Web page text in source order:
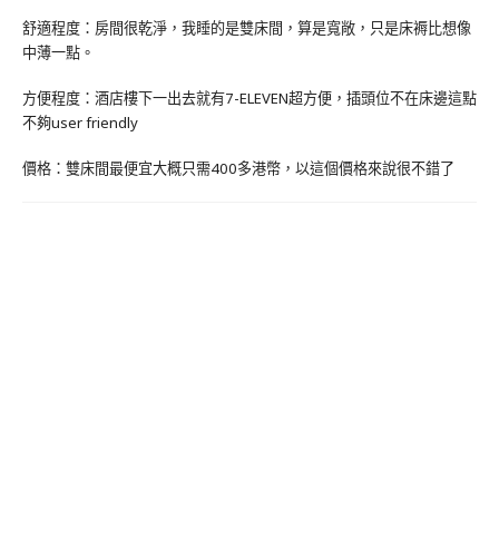
舒適程度：房間很乾淨，我睡的是雙床間，算是寬敞，只是床褥比想像
中薄一點。
方便程度：酒店樓下一出去就有7-ELEVEN超方便，插頭位不在床邊這點
不夠user friendly
價格：雙床間最便宜大概只需400多港幣，以這個價格來說很不錯了